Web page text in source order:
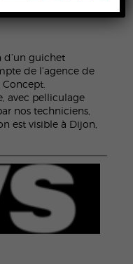
d’un guichet
de l’agence de
avec pelliculage
nos techniciens,
est visible à Dijon,